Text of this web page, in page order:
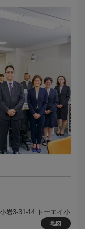
岩3-31-14 トーエイ小
地図